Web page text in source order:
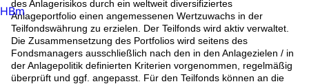
des Anlagerisikos durch ein weltweit diversifiziertes
Anlageportfolio einen angemessenen Wertzuwachs in der
Teilfondswährung zu erzielen. Der Teilfonds wird aktiv verwaltet.
Die Zusammensetzung des Portfolios wird seitens des
Fondsmanagers ausschließlich nach den in den Anlagezielen / in
der Anlagepolitik definierten Kriterien vorgenommen, regelmäßig
überprüft und ggf. angepasst. Für den Teilfonds können an die
HBm